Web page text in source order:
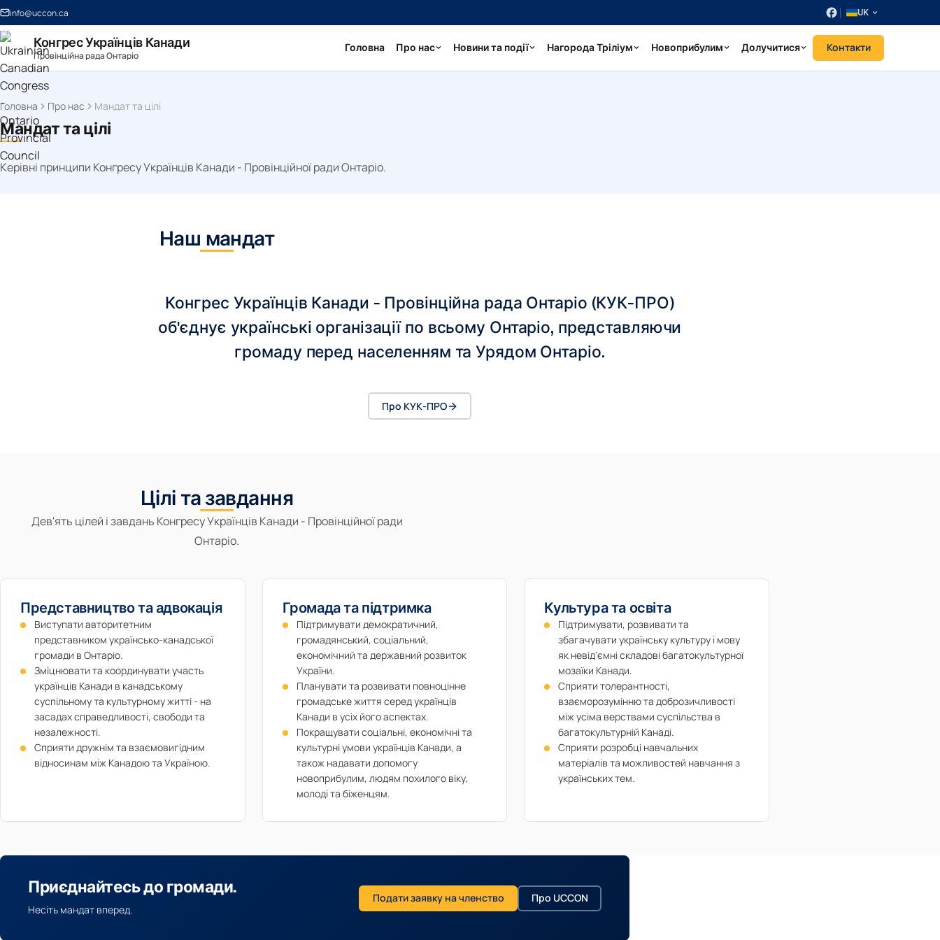
info@uccon.ca UK
Конгрес Українців Канади
Провінційна рада Онтаріо
Головна Про нас Новини та події Нагорода Тріліум Новоприбулим Долучитися Контакти
Головна Про нас Мандат та цілі
Мандат та цілі
Керівні принципи Конгресу Українців Канади - Провінційної ради Онтаріо.
Наш мандат
Конгрес Українців Канади - Провінційна рада Онтаріо (КУК-ПРО)
об'єднує українські організації по всьому Онтаріо, представляючи
громаду перед населенням та Урядом Онтаріо.
Про КУК-ПРО
Цілі та завдання
Дев'ять цілей і завдань Конгресу Українців Канади - Провінційної ради
Онтаріо.
Представництво та адвокація
Виступати авторитетним
представником українсько-канадської
громади в Онтаріо.
Зміцнювати та координувати участь
українців Канади в канадському
суспільному та культурному житті - на
засадах справедливості, свободи та
незалежності.
Сприяти дружнім та взаємовигідним
відносинам між Канадою та Україною.
Громада та підтримка
Підтримувати демократичний,
громадянський, соціальний,
економічний та державний розвиток
України.
Планувати та розвивати повноцінне
громадське життя серед українців
Канади в усіх його аспектах.
Покращувати соціальні, економічні та
культурні умови українців Канади, а
також надавати допомогу
новоприбулим, людям похилого віку,
молоді та біженцям.
Культура та освіта
Підтримувати, розвивати та
збагачувати українську культуру і мову
як невід'ємні складові багатокультурної
мозаїки Канади.
Сприяти толерантності,
взаєморозумінню та доброзичливості
між усіма верствами суспільства в
багатокультурній Канаді.
Сприяти розробці навчальних
матеріалів та можливостей навчання з
українських тем.
Приєднайтесь до громади.
Несіть мандат вперед.
Подати заявку на членство Про UCCON